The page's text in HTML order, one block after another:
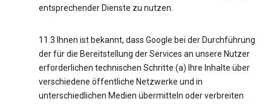
entsprechender Dienste zu nutzen.
11.3 Ihnen ist bekannt, dass Google bei der Durchführung
der für die Bereitstellung der Services an unsere Nutzer
erforderlichen technischen Schritte (a) Ihre Inhalte über
verschiedene öffentliche Netzwerke und in
unterschiedlichen Medien übermitteln oder verbreiten